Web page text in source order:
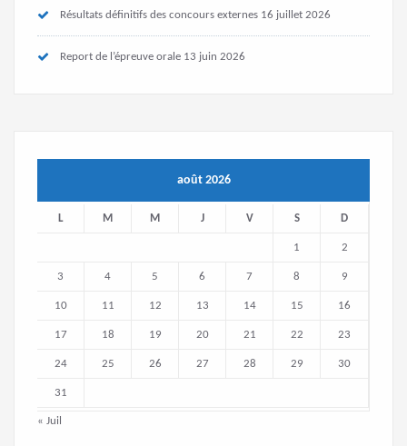
Résultats définitifs des concours externes 16 juillet 2026
Report de l’épreuve orale 13 juin 2026
août 2026
L M M J V S D
1 2
3 4 5 6 7 8 9
10 11 12 13 14 15 16
17 18 19 20 21 22 23
24 25 26 27 28 29 30
31
« Juil